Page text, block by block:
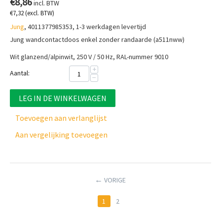
incl. BTW
€7,32(excl. BTW)
Jung, 4011377985353, 1-3 werkdagen levertijd
Jung wandcontactdoos enkel zonder randaarde (a511nww)
Wit glanzend/alpinwit, 250 V / 50 Hz, RAL-nummer 9010
Aantal:
+
−
LEG IN DE WINKELWAGEN
Toevoegen aan verlanglijst
Aan vergelijking toevoegen
VORIGE
1 2